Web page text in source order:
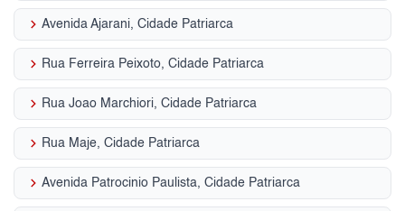
keyboard_arrow_right Avenida Ajarani, Cidade Patriarca
keyboard_arrow_right Rua Ferreira Peixoto, Cidade Patriarca
keyboard_arrow_right Rua Joao Marchiori, Cidade Patriarca
keyboard_arrow_right Rua Maje, Cidade Patriarca
keyboard_arrow_right Avenida Patrocinio Paulista, Cidade Patriarca